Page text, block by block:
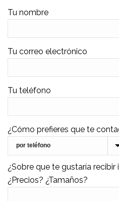
Tu nombre
Tu correo electrónico
Tu teléfono
¿Cómo prefieres que te
¿Sobre que te gustaría
¿Precios? ¿Tamaños?